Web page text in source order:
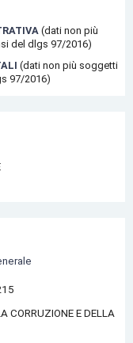
(dati non più
del dlgs 97/2016)
(dati non più soggetti
97/2016)
CORRUZIONE E DELLA